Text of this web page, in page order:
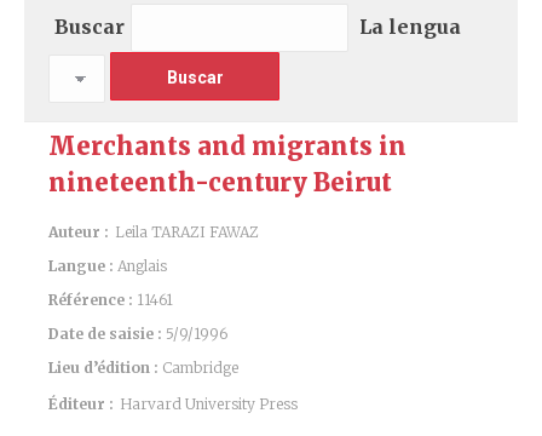
Buscar La lengua
Merchants and migrants in
nineteenth-century Beirut
Auteur : Leila TARAZI FAWAZ
Langue : Anglais
Référence : 11461
Date de saisie : 5/9/1996
Lieu d’édition : Cambridge
Éditeur : Harvard University Press